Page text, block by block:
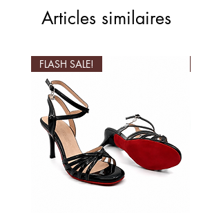
Articles similaires
FLASH SALE!